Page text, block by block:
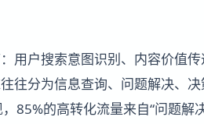
用户搜索意图识别、内容价值
往分为信息查询、问题解决、决
85%的高转化流量来自“问题解